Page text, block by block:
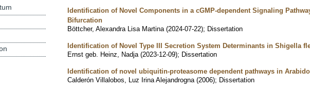
Identification of Novel Components in a cGMP-dependent Signaling
Bifurcation
Böttcher, Alexandra Lisa Martina (2024-07-22); Dissertation
Identification of Novel Type III Secretion System Determinants in Shigella
Ernst geb. Heinz, Nadja (2023-12-09); Dissertation
Identification of novel ubiquitin-proteasome dependent pathways in
Calderón Villalobos, Luz Irina Alejandrogna (2006); Dissertation